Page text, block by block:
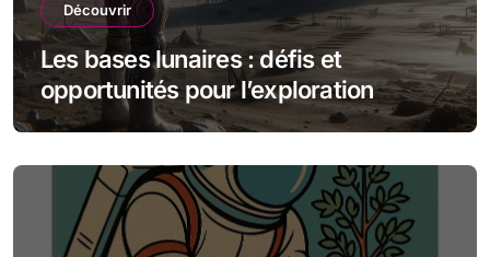
Découvrir
Les bases lunaires : défis et
opportunités pour l’exploration
spatiale